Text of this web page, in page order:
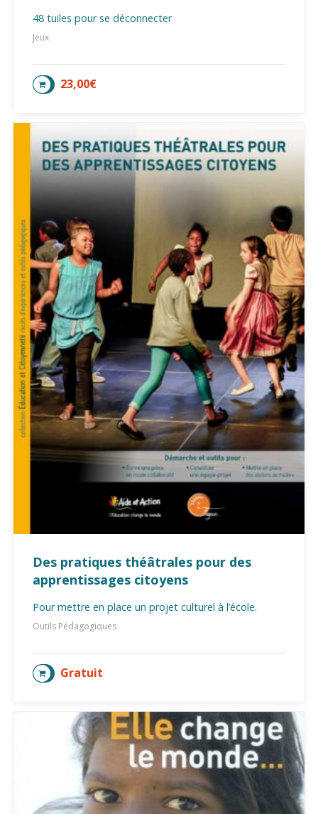
48 tuiles pour se déconnecter
Jeux
23,00€
AJOUTER AU PANIER
Des pratiques théâtrales pour des
apprentissages citoyens
Pour mettre en place un projet culturel à l’école.
Outils Pédagogiques
Gratuit
AJOUTER AU PANIER